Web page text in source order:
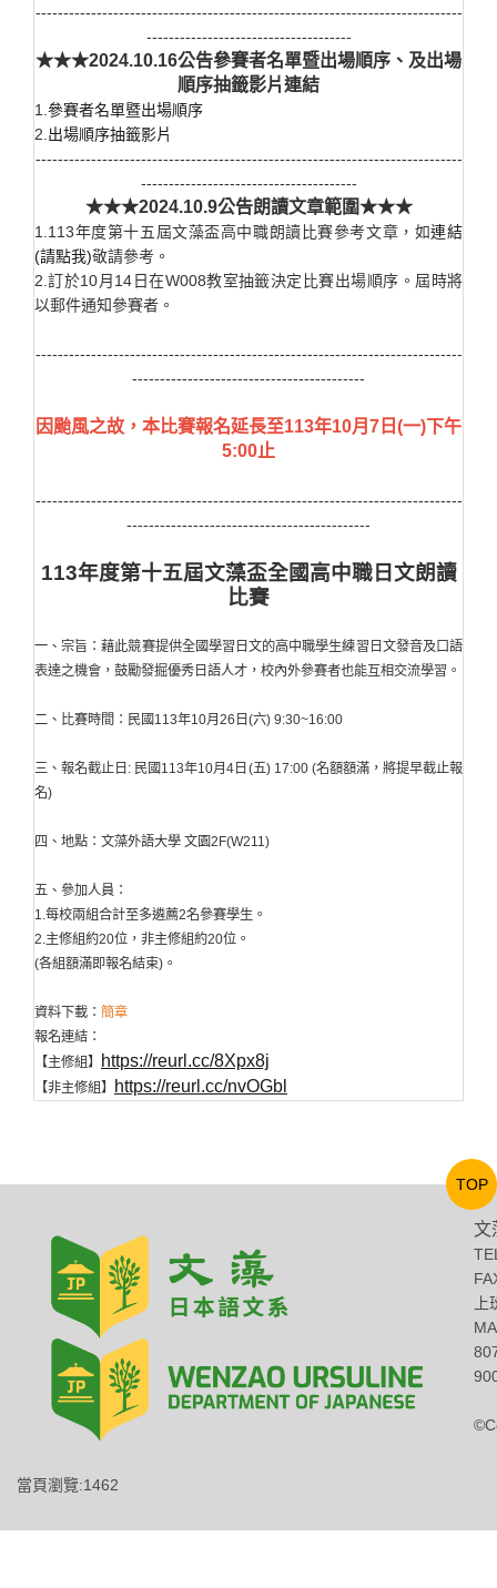
-----------------------------------------------------------------------------
-------------------------------------
★★★2024.10.16公告參賽者名單暨出場順序、及出場
順序抽籤影片連結
1. 參賽者名單暨出場順序
2. 出場順序抽籤影片
-----------------------------------------------------------------------------
---------------------------------------
★★★2024.10.9公告朗讀文章範圍★★★
1.113年度第十五屆文藻盃高中職朗讀比賽參考文章，如連結
(請點我)敬請參考。
2.訂於10月14日在W008教室抽籤決定比賽出場順序。屆時將
以郵件通知參賽者。
-----------------------------------------------------------------------------
------------------------------------------
因颱風之故，本比賽報名延長至113年10月7日(一)下午
5:00止
-----------------------------------------------------------------------------
--------------------------------------------
113年度第十五屆文藻盃全國高中職日文朗讀
比賽
一、宗旨：藉此競賽提供全國學習日文的高中職學生練習日文發音及口語
表達之機會，鼓勵發掘優秀日語人才，校內外參賽者也能互相交流學習。
二、比賽時間：民國113年10月26日(六) 9:30~16:00
三、報名截止日: 民國113年10月4日(五) 17:00 (名額額滿，將提早截止報
名)
四、地點：文藻外語大學 文園2F(W211)
五、參加人員：
1.每校兩組合計至多遴薦2名參賽學生。
2.主修組約20位，非主修組約20位。
(各組額滿即報名結束) 。
資料下載： 簡章
報名連結：
【主修組】
https://reurl.cc/8Xpx8j
【非主修組】 https://reurl.cc/nvOGbl
文
當頁瀏覽:1462
TOP